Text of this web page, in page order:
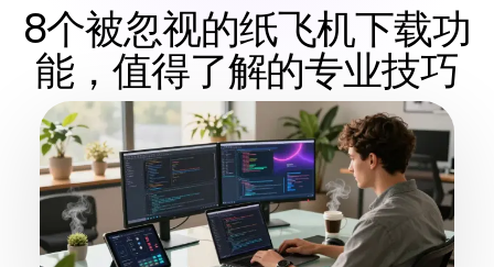
8个被忽视的纸飞机下载功
能，值得了解的专业技巧